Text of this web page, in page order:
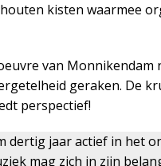
kisten waarmee
van
geraken. De
perspectief!
dertig jaar actief in het
mag zich in zijn